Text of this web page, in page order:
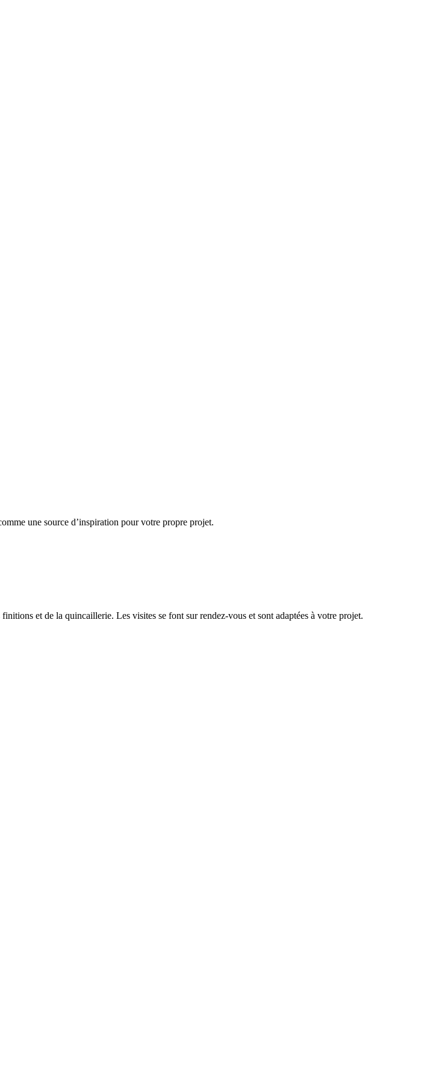
une source d’inspiration pour votre propre projet.
et de la quincaillerie. Les visites se font sur rendez-vous et sont adaptées à votre projet.